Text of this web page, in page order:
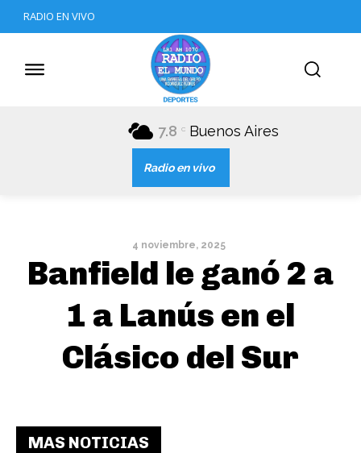
RADIO EN VIVO
7.8 C Buenos Aires
Radio en vivo
4 noviembre, 2025
Banfield le ganó 2 a
1 a Lanús en el
Clásico del Sur
MAS NOTICIAS